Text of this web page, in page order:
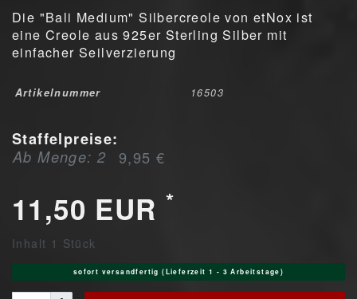
Die "Bali Medium" Silbercreole von etNox ist
eine Creole aus 925er Sterling Silber mit
einfacher Seilverzierung
Artikelnummer 16503
Staffelpreise:
Ab Menge: 2 9,95 €
11,50 EUR *
Inhalt 1 Stück
sofort versandfertig (Lieferzeit 1 - 3 Arbeitstage)